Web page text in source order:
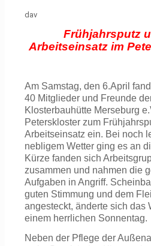
dav
Frühjahrsputz
Arbeitseinsatz im
Am Samstag, den 6.April
40 Mitglieder und Freunde
Klosterbauhütte Merseburg
Peterskloster zum
Arbeitseinsatz ein. Bei noch
nebligem Wetter ging es an
Kürze fanden sich
zusammen und nahmen die
Aufgaben in Angriff.
guten Stimmung und dem
angesteckt, änderte sich das
einem herrlichen Sonnentag.
Neben der Pflege der